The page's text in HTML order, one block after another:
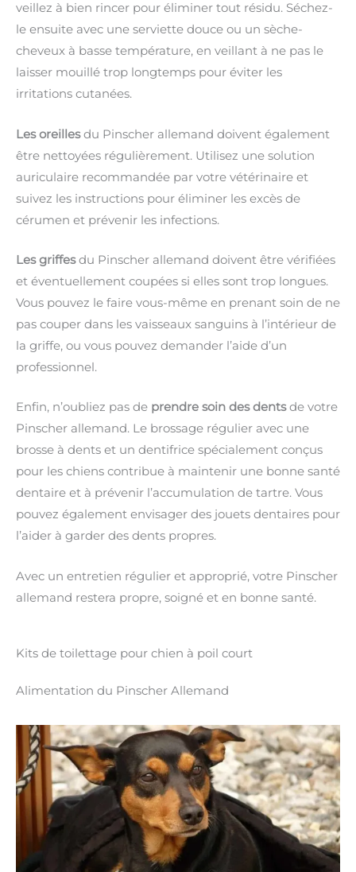
veillez à bien rincer pour éliminer tout résidu. Séchez-
le ensuite avec une serviette douce ou un sèche-
cheveux à basse température, en veillant à ne pas le
laisser mouillé trop longtemps pour éviter les
irritations cutanées.
Les oreillesdu Pinscher allemand doivent également
être nettoyées régulièrement. Utilisez une solution
auriculaire recommandée par votre vétérinaire et
suivez les instructions pour éliminer les excès de
cérumen et prévenir les infections.
Les griffesdu Pinscher allemand doivent être vérifiées
et éventuellement coupées si elles sont trop longues.
Vous pouvez le faire vous-même en prenant soin de ne
pas couper dans les vaisseaux sanguins à l’intérieur de
la griffe, ou vous pouvez demander l’aide d’un
professionnel.
Enfin, n’oubliez pas de prendre soin des dentsde votre
Pinscher allemand. Le brossage régulier avec une
brosse à dents et un dentifrice spécialement conçus
pour les chiens contribue à maintenir une bonne santé
dentaire et à prévenir l’accumulation de tartre. Vous
pouvez également envisager des jouets dentaires pour
l’aider à garder des dents propres.
Avec un entretien régulier et approprié, votre Pinscher
allemand restera propre, soigné et en bonne santé.
Kits de toilettage pour chien à poil court
Alimentation du Pinscher Allemand